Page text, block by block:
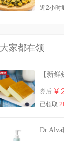
乐力
券后
近2小时
大家都在领
券后 ¥
已领取